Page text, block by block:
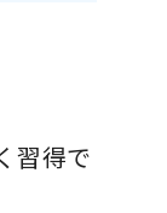
習得で